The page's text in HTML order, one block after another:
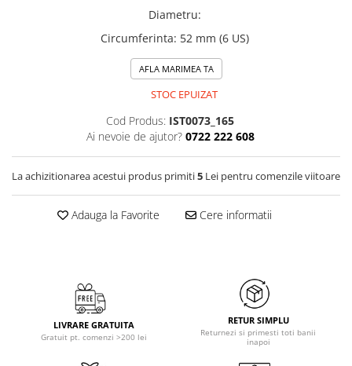
Diametru:
Circumferinta: 52 mm (6 US)
AFLA MARIMEA TA
STOC EPUIZAT
Cod Produs: IST0073_165
Ai nevoie de ajutor? 0722 222 608
La achizitionarea acestui produs primiti5 Lei pentru comenzile viitoare
Adauga la Favorite Cere informatii
LIVRARE GRATUITA
Gratuit pt. comenzi >200 lei
RETUR SIMPLU
Returnezi si primesti toti banii
inapoi